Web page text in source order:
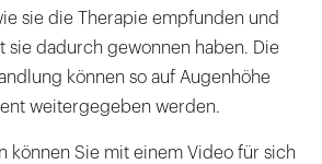
sie die Therapie empfunden und
sie dadurch gewonnen haben. Die
können so auf Augenhöhe
weitergegeben werden.
können Sie mit einem Video für sich